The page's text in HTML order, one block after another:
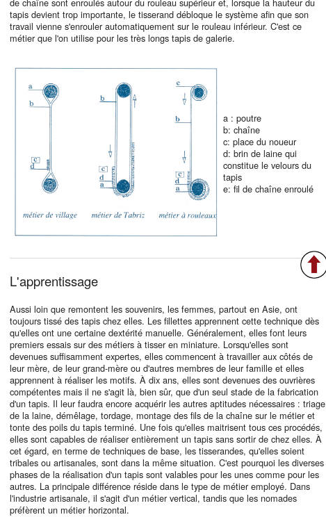
tapis devient trop importante, le tisserand débloque le système afin que son
travail vienne s'enrouler automatiquement sur le rouleau inférieur. C'est ce
métier que l'on utilise pour les très longs tapis de galerie.
a : poutre
b: chaîne
c: place du noueur
d: brin de laine qui
constitue le velours du
tapis
e: fil de chaîne enroulé
L'apprentissage
Aussi loin que remontent les souvenirs, les femmes, partout en Asie, ont
toujours tissé des tapis chez elles. Les fillettes apprennent cette technique dès
qu'elles ont une certaine dextérité manuelle. Généralement, elles font leurs
premiers essais sur des métiers à tisser en miniature. Lorsqu'elles sont
devenues suffisamment expertes, elles commencent à travailler aux côtés de
leur mère, de leur grand-mère ou d'autres membres de leur famille et elles
apprennent à réaliser les motifs. À dix ans, elles sont devenues des ouvrières
compétentes mais il ne s'agit là, bien sûr, que d'un seul stade de la fabrication
d'un tapis. Il leur faudra encore acquérir les autres aptitudes nécessaires : triage
de la laine, démêlage, tordage, montage des fils de la chaîne sur le métier et
tonte des poils du tapis terminé. Une fois qu'elles maitrisent tous ces procédés,
elles sont capables de réaliser entièrement un tapis sans sortir de chez elles. À
cet égard, en terme de techniques de base, les tisserandes, qu'elles soient
tribales ou artisanales, sont dans la même situation. C'est pourquoi les diverses
phases de la réalisation d'un tapis sont valables pour les unes comme pour les
autres. La principale différence réside dans le type de métier employé. Dans
l'industrie artisanale, il s'agit d'un métier vertical, tandis que les nomades
préfèrent un métier horizontal.